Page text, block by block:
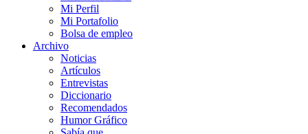
Mi Perfil
Mi Portafolio
Bolsa de empleo
Archivo
Noticias
Artículos
Entrevistas
Diccionario
Recomendados
Humor Gráfico